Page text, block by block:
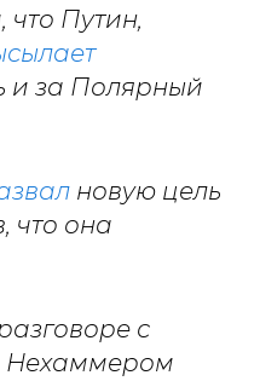
Путин,
и за Полярный
новую цель
что она
с
Нехаммером